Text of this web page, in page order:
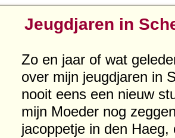
Jeugdjaren in
Zo en jaar of wat
over mijn jeugdjaren in
nooit eens een nieuw
mijn Moeder nog
jacoppetje in den